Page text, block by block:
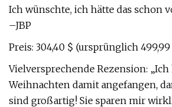
Ich wünschte, ich hätte das schon
–JBP
Preis: 304,40 $ (ursprünglich
Vielversprechende Rezension: „Ich
Weihnachten damit angefangen,
sind großartig! Sie sparen mir